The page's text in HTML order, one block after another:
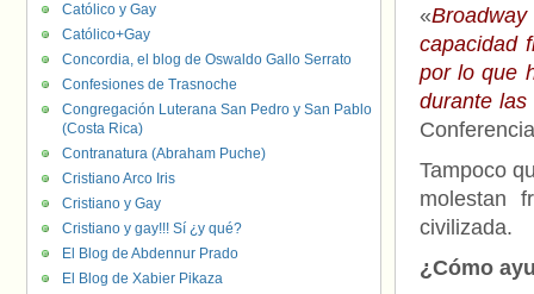
«
capacidad
por lo que
durante las
Tampoco
molestan
civilizada.
¿Cómo
Católico y Gay
Católico+Gay
Concordia, el blog de Oswaldo Gallo Serrato
Confesiones de Trasnoche
Congregación Luterana San Pedro y San Pablo
(Costa Rica)
Contranatura (Abraham Puche)
Cristiano Arco Iris
Cristiano y Gay
Cristiano y gay!!! Sí ¿y qué?
El Blog de Abdennur Prado
El Blog de Xabier Pikaza